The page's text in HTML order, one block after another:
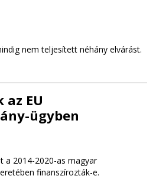
nem teljesített néhány elvárást.
EU
ügyben
a 2014-2020-as magyar
finanszírozták-e.